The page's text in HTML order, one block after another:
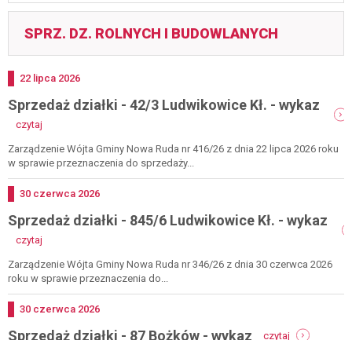
SPRZ. DZ. ROLNYCH I BUDOWLANYCH
Dodano
22 lipca 2026
Sprzedaż działki - 42/3 Ludwikowice Kł. - wykaz
czytaj
działki
-
ludwikowice
-
Zarządzenie Wójta Gminy Nowa Ruda nr 416/26 z dnia 22 lipca 2026 roku
w sprawie przeznaczenia do sprzedaży...
Dodano
30 czerwca 2026
Sprzedaż działki - 845/6 Ludwikowice Kł. - wykaz
czytaj
działki
-
ludwikowice
-
Zarządzenie Wójta Gminy Nowa Ruda nr 346/26 z dnia 30 czerwca 2026
roku w sprawie przeznaczenia do...
Dodano
30 czerwca 2026
Sprzedaż działki - 87 Bożków - wykaz czytaj